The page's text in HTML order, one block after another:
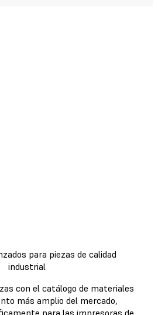
para piezas de calidad
industrial
con el catálogo de materiales
más amplio del mercado,
para las impresoras de